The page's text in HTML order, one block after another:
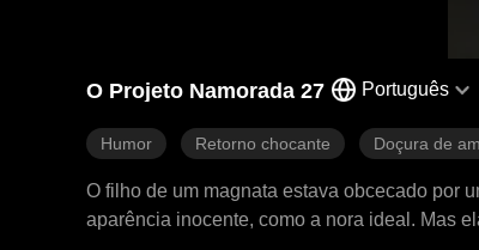
O Projeto Namorada 27 Português
Humor Retorno chocante Doçura de
O filho de um magnata estava obcecado por
aparência inocente, como a nora ideal. Mas